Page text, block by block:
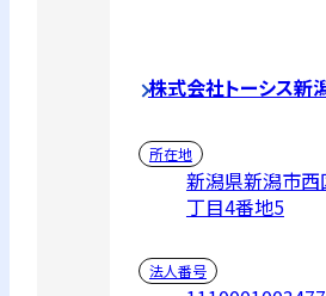
株式会社トーシス新
所在地
新潟県新潟市
丁目4番地5
法人番号